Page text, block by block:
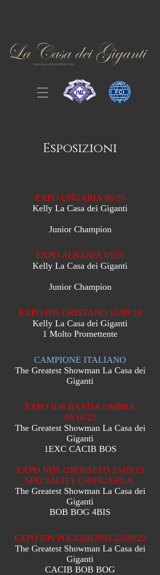
Esposizioni
EXPO UNGARIA 06/25
Kelly La Casa dei Giganti
Junior Champion
EXPO ALBANIA 03/25
Kelly La Casa dei Giganti
Junior Champion
EXPO IDS ORISTANO 15/09/24
Kelly La Casa dei Giganti
1 Molto Promettente
CAMPIONE ITALIANO
The Greatest Showman La Casa dei
Giganti
EXPO IDS BASTIA UMBRA
09/10/23
The Greatest Showman La Casa dei
Giganti
1EXC CACIB BOS
EXPO NDS GROSSETO 23/09/23
SPECIALITY CHIHUAHUA
The Greatest Showman La Casa dei
Giganti
BOB BOG 4BIS
EXPO IDS POGGIBONSI 22/09/23
The Greatest Showman La Casa dei
Giganti
CACIB BOB BOG